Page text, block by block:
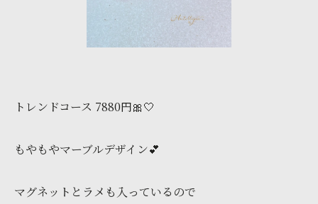
トレンドコース 7880円🎀🤍
もやもやマーブルデザイン💕
マグネットとラメも入っているので